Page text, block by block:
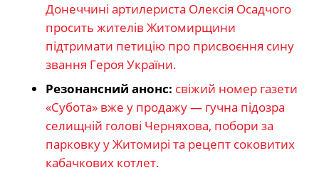
Донеччині артилериста Олексія Осадчого
просить жителів Житомирщини
підтримати петицію про присвоєння сину
звання Героя України.
Резонансний анонс: свіжий номер газети
«Субота» вже у продажу — гучна підозра
селищній голові Черняхова, побори за
парковку у Житомирі та рецепт соковитих
кабачкових котлет.